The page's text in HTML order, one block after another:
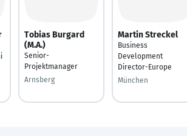
Tobias Burgard
(M.A.)
Senior-
Projektmanager
Arnsberg
Martin Streckel
Business
Development
Director-Europe
München